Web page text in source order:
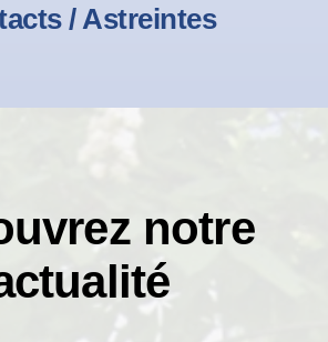
/ Astreintes
notre